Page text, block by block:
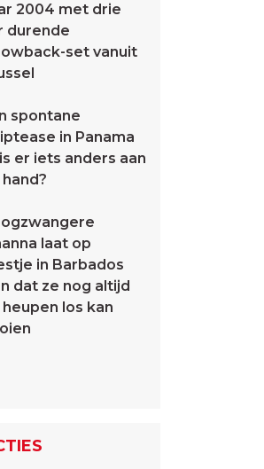
2004 met drie
durende
set vanuit
spontane
in Panama
er iets anders aan
laat op
in Barbados
dat ze nog altijd
los kan